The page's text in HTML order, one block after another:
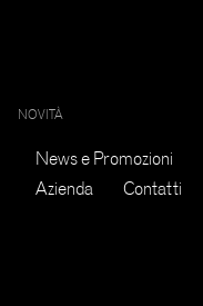
NOVITÀ
News e Promozioni
Azienda
Contatti